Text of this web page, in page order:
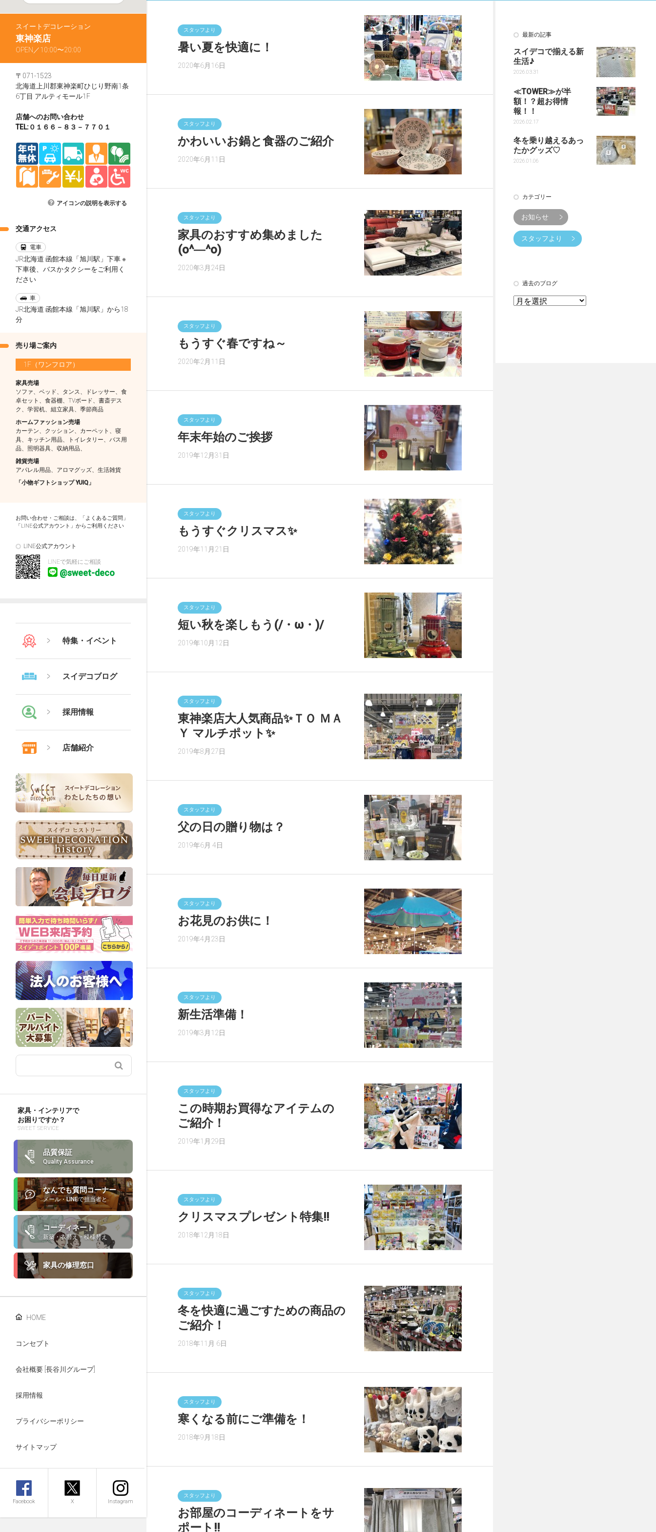
スイートデコレーション
東神楽店
OPEN／10:00〜20:00
〒071-1523
北海道上川郡東神楽町ひじり野南1条
6丁目 アルティモール1F
店舗へのお問い合わせ
TEL:０１６６－８３－７７０１
アイコンの説明を表示する
交通アクセス
電車
JR北海道 函館本線「旭川駅」下車 ※
下車後、バスかタクシーをご利用く
ださい
車
JR北海道 函館本線「旭川駅」から18
分
売り場ご案内
1F（ワンフロア）
家具売場
ソファ、ベッド、タンス、ドレッサー、食
卓セット、食器棚、TVボード、書斎デス
ク、学習机、組立家具、季節商品
ホームファッション売場
カーテン、クッション、カーペット、寝
具、キッチン用品、トイレタリー、バス用
品、照明器具、収納用品、
雑貨売場
アパレル用品、アロマグッズ、生活雑貨
「小物ギフトショップ YUIQ」
お問い合わせ・ご相談は、「よくあるご質問」
「LINE公式アカウント」からご利用ください
LINE公式アカウント
LINEで気軽にご相談
@sweet-deco
特集・イベント
スイデコブログ
採用情報
店舗紹介
家具・インテリアで
お困りですか？
SWEET SERVICE
品質保証
Quality Assurance
なんでも質問コーナー
メール・LINEで担当者と
コーディネート
新築・衣替え・模様替え
家具の修理窓口
HOME
コンセプト
会社概要 [長谷川グループ]
採用情報
プライバシーポリシー
サイトマップ
Facebook X Instagram
スタッフより
暑い夏を快適に！
2020年6月16日
スタッフより
かわいいお鍋と食器のご紹介
2020年6月11日
スタッフより
家具のおすすめ集めました
(o^―^o)
2020年3月24日
スタッフより
もうすぐ春ですね～
2020年2月11日
スタッフより
年末年始のご挨拶
2019年12月31日
スタッフより
もうすぐクリスマス✨
2019年11月21日
スタッフより
短い秋を楽しもう(/・ω・)/
2019年10月12日
スタッフより
東神楽店大人気商品✨ＴＯ ＭＡ
Ｙ マルチポット✨
2019年8月27日
スタッフより
父の日の贈り物は？
2019年6月 4日
スタッフより
お花見のお供に！
2019年4月23日
スタッフより
新生活準備！
2019年3月12日
スタッフより
この時期お買得なアイテムの
ご紹介！
2019年1月29日
スタッフより
クリスマスプレゼント特集!!
2018年12月18日
スタッフより
冬を快適に過ごすための商品の
ご紹介！
2018年11月 6日
スタッフより
寒くなる前にご準備を！
2018年9月18日
スタッフより
お部屋のコーディネートをサ
ポート‼︎
最新の記事
スイデコで揃える新
生活♪
2026.03.31
≪TOWER≫が半
額！？超お得情
報！！
2026.02.17
冬を乗り越えるあっ
たかグッズ♡
2026.01.06
カテゴリー
お知らせ
スタッフより
過去のブログ